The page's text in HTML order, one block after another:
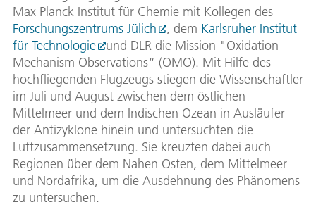
Max Planck Institut für Chemie mit Kollegen des
Forschungszentrums Jülich
, dem Karlsruher Institut
für Technologie
und DLR die Mission "Oxidation
Mechanism Observations“ (OMO). Mit Hilfe des
hochfliegenden Flugzeugs stiegen die Wissenschaftler
im Juli und August zwischen dem östlichen
Mittelmeer und dem Indischen Ozean in Ausläufer
der Antizyklone hinein und untersuchten die
Luftzusammensetzung. Sie kreuzten dabei auch
Regionen über dem Nahen Osten, dem Mittelmeer
und Nordafrika, um die Ausdehnung des Phänomens
zu untersuchen.